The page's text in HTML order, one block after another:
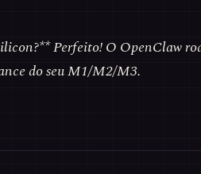
Perfeito! O OpenClaw
do seu M1/M2/M3.